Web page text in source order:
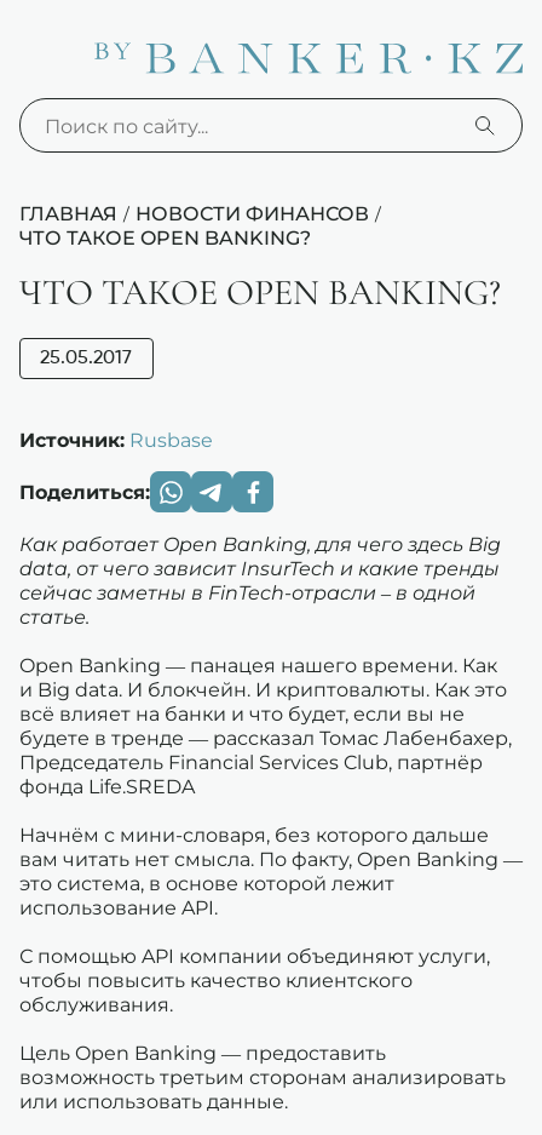
ГЛАВНАЯ / НОВОСТИ ФИНАНСОВ /
ЧТО ТАКОЕ OPEN BANKING?
ЧТО ТАКОЕ OPEN BANKING?
25.05.2017
Источник: Rusbase
Поделиться:
Как работает Open Banking, для чего здесь Big
data, от чего зависит InsurTech и какие тренды
сейчас заметны в FinTech-отрасли – в одной
статье.
Open Banking — панацея нашего времени. Как
и Big data. И блокчейн. И криптовалюты. Как это
всё влияет на банки и что будет, если вы не
будете в тренде — рассказал Томас Лабенбахер,
Председатель Financial Services Club, партнёр
фонда Life.SREDA
Начнём с мини-словаря, без которого дальше
вам читать нет смысла. По факту, Open Banking —
это система, в основе которой лежит
использование API.
С помощью API компании объединяют услуги,
чтобы повысить качество клиентского
обслуживания.
Цель Open Banking — предоставить
возможность третьим сторонам анализировать
или использовать данные.